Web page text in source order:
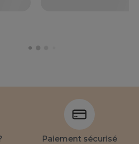
Paiement sécurisé